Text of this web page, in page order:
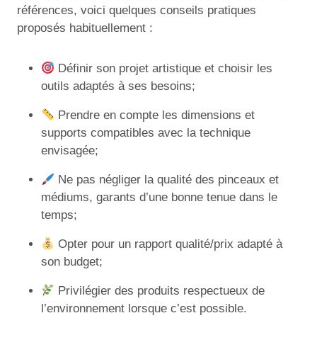
références, voici quelques conseils pratiques
proposés habituellement :
Définir son projet artistique et choisir les
outils adaptés à ses besoins;
Prendre en compte les dimensions et
supports compatibles avec la technique
envisagée;
Ne pas négliger la qualité des pinceaux et
médiums, garants d’une bonne tenue dans le
temps;
Opter pour un rapport qualité/prix adapté à
son budget;
Privilégier des produits respectueux de
l’environnement lorsque c’est possible.